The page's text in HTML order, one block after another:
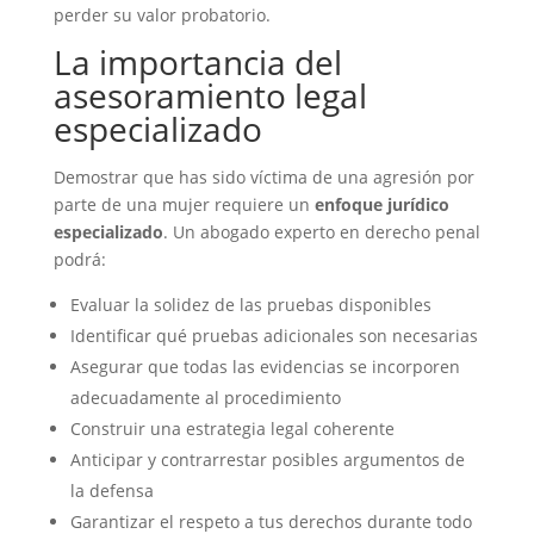
perder su valor probatorio.
La importancia del
asesoramiento legal
especializado
Demostrar que has sido víctima de una agresión por
parte de una mujer requiere un enfoque jurídico
especializado. Un abogado experto en derecho penal
podrá:
Evaluar la solidez de las pruebas disponibles
Identificar qué pruebas adicionales son necesarias
Asegurar que todas las evidencias se incorporen
adecuadamente al procedimiento
Construir una estrategia legal coherente
Anticipar y contrarrestar posibles argumentos de
la defensa
Garantizar el respeto a tus derechos durante todo